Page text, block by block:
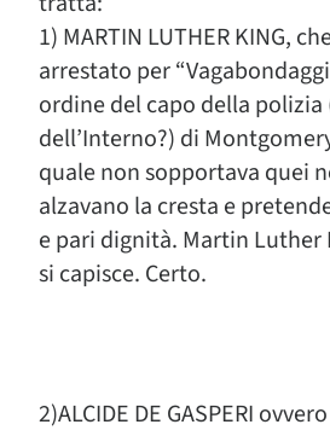
1) MARTIN LUTHER KING,
arrestato per
ordine del capo della
dell’Interno?) di
quale non sopportava quei
alzavano la cresta e
e pari dignità. Martin Luther
si capisce. Certo.
2)ALCIDE DE GASPERI